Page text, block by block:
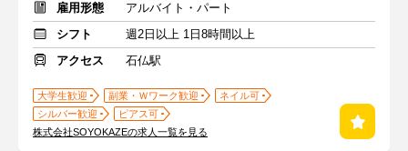
雇用形態
アルバイト・パート
シフト
週2日以上 1日8時間以上
アクセス
石仏駅
大学生歓迎 副業・Ｗワーク歓迎
ネイル可
シルバー歓迎
ピアス可
株式会社SOYOKAZEの求人一覧を見る